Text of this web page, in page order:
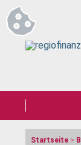
Startseite >